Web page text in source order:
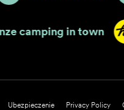
Firenze camping in
Ubezpieczenie Privacy Policy